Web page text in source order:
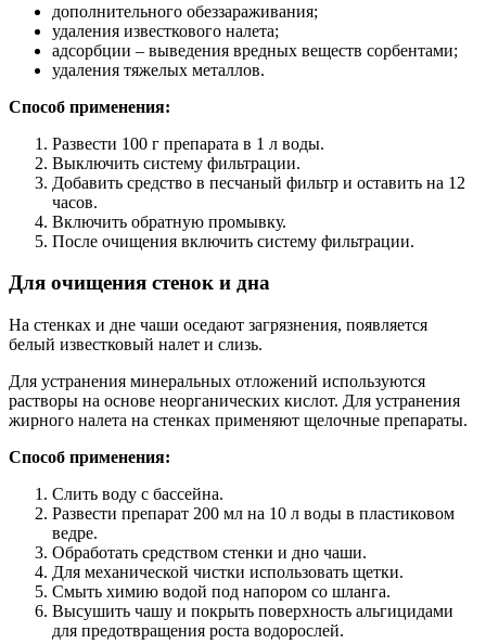
дополнительного обеззараживания;
удаления известкового налета;
адсорбции – выведения вредных веществ сорбентами;
удаления тяжелых металлов.
Способ применения:
Развести 100 г препарата в 1 л воды.
Выключить систему фильтрации.
Добавить средство в песчаный фильтр и оставить на 12
часов.
Включить обратную промывку.
После очищения включить систему фильтрации.
Для очищения стенок и дна
На стенках и дне чаши оседают загрязнения, появляется
белый известковый налет и слизь.
Для устранения минеральных отложений используются
растворы на основе неорганических кислот. Для устранения
жирного налета на стенках применяют щелочные препараты.
Способ применения:
Слить воду с бассейна.
Развести препарат 200 мл на 10 л воды в пластиковом
ведре.
Обработать средством стенки и дно чаши.
Для механической чистки использовать щетки.
Смыть химию водой под напором со шланга.
Высушить чашу и покрыть поверхность альгицидами
для предотвращения роста водорослей.